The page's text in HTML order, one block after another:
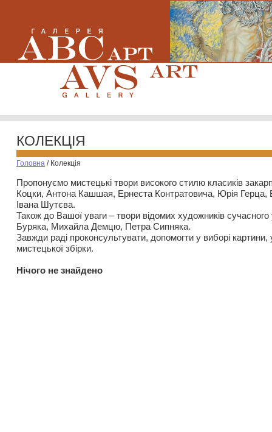
КОЛЕКЦІЯ
Головна / Колекція
Пропонуємо мистецькі твори високого стилю класиків
Коцки, Антона Кашшая, Ернеста Контратовича, Юрія
Івана Шутєва.
Також до Вашої уваги – твори відомих художників
Буряка, Михайла Демцю, Петра Сипняка.
Завжди раді проконсультувати, допомогти у виборі картини,
мистецької збірки.
Нiчого не знайдено